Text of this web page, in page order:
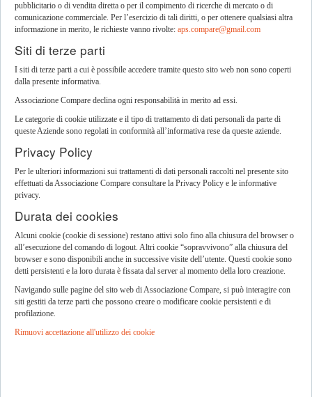
pubblicitario o di vendita diretta o per il compimento di ricerche di mercato o di
comunicazione commerciale. Per l’esercizio di tali diritti, o per ottenere qualsiasi altra
informazione in merito, le richieste vanno rivolte: aps.compare@gmail.com
Siti di terze parti
I siti di terze parti a cui è possibile accedere tramite questo sito web non sono coperti
dalla presente informativa.
Associazione Compare declina ogni responsabilità in merito ad essi.
Le categorie di cookie utilizzate e il tipo di trattamento di dati personali da parte di
queste Aziende sono regolati in conformità all’informativa rese da queste aziende.
Privacy Policy
Per le ulteriori informazioni sui trattamenti di dati personali raccolti nel presente sito
effettuati da Associazione Compare consultare la Privacy Policy e le informative
privacy.
Durata dei cookies
Alcuni cookie (cookie di sessione) restano attivi solo fino alla chiusura del browser o
all’esecuzione del comando di logout. Altri cookie “sopravvivono” alla chiusura del
browser e sono disponibili anche in successive visite dell’utente. Questi cookie sono
detti persistenti e la loro durata è fissata dal server al momento della loro creazione.
Navigando sulle pagine del sito web di Associazione Compare, si può interagire con
siti gestiti da terze parti che possono creare o modificare cookie persistenti e di
profilazione.
Rimuovi accettazione all'utilizzo dei cookie